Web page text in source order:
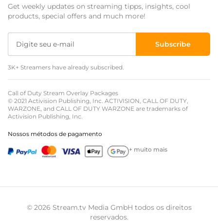
Sobreposições para eventos
Sobreposições de halloween
Sobreposições de inverno
Sobreposições de páscoa
Get weekly updates on streaming tipps, insights, cool
products, special offers and much more!
Subscribe
3K+ Streamers have already subscribed.
Call of Duty Stream Overlay Packages
© 2021 Activision Publishing, Inc. ACTIVISION, CALL OF DUTY,
WARZONE, and CALL OF DUTY WARZONE are trademarks of
Activision Publishing, Inc.
Nossos métodos de pagamento
+ muito mais
© 2026 Stream.tv Media GmbH todos os direitos
reservados.